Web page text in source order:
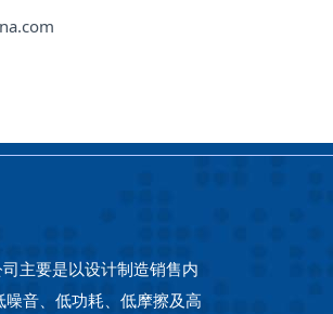
主要是以设计制造销售内
音、低功耗、低摩擦及高